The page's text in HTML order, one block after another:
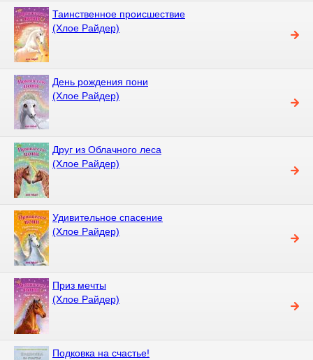
Таинственное происшествие
(Хлое Райдер)
День рождения пони
(Хлое Райдер)
Друг из Облачного леса
(Хлое Райдер)
Удивительное спасение
(Хлое Райдер)
Приз мечты
(Хлое Райдер)
Подковка на счастье!